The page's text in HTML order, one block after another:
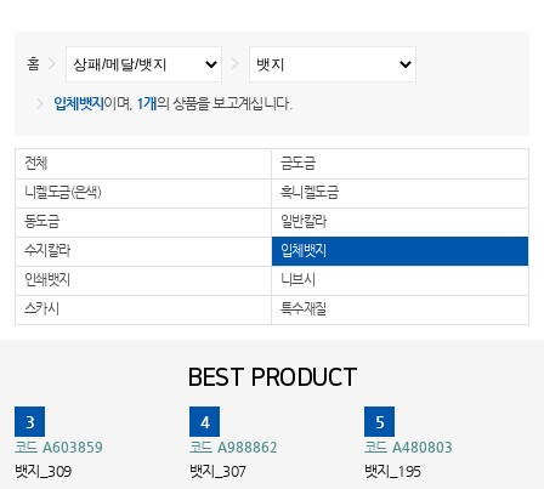
홈
입체뱃지 이며, 1개의 상품을 보고계십니다.
전체
금도금
니켈도금(은색)
흑니켈도금
동도금
일반칼라
수지칼라
입체뱃지
인쇄뱃지
니브시
스카시
특수재질
BEST PRODUCT
3
코드 A603859
뱃지_309
4
코드 A988862
뱃지_307
5
코드 A480803
뱃지_195